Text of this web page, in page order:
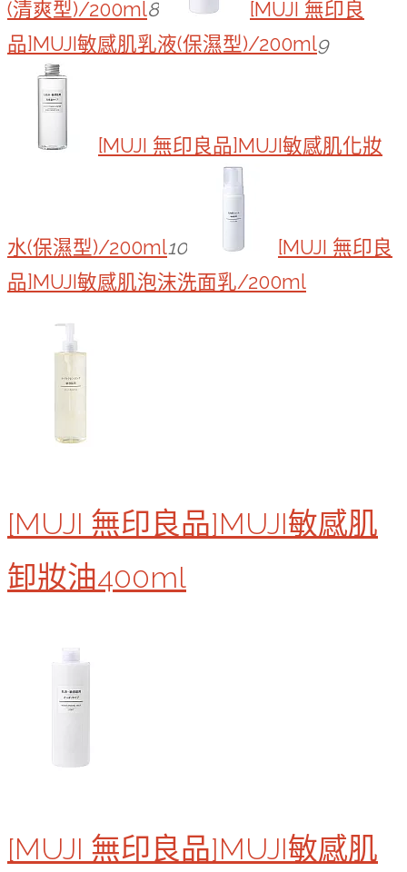
(清爽型)/200ml8
[MUJI 無印良
品]MUJI敏感肌乳液(保濕型)/200ml9
[MUJI 無印良品]MUJI敏感肌化妝
水(保濕型)/200ml10
[MUJI 無印良
品]MUJI敏感肌泡沫洗面乳/200ml
[MUJI 無印良品]MUJI敏感肌
卸妝油400ml
[MUJI 無印良品]MUJI敏感肌